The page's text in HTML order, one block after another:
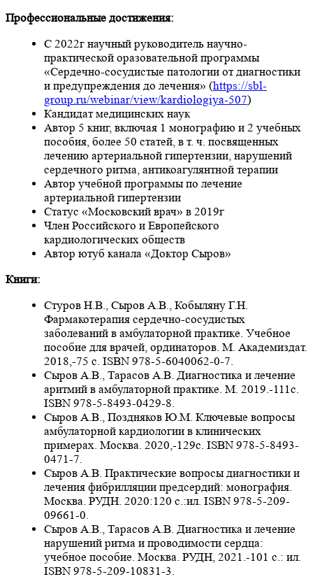
Профессиональные достижения:
С 2022г научный руководитель научно-
практической оразовательной программы
«Сердечно-сосудистые патологии от диагностики
и предупреждения до лечения» (https://sbl-
group.ru/webinar/view/kardiologiya-507)
Кандидат медицинских наук
Автор 5 книг, включая 1 монографию и 2 учебных
пособия, более 50 статей, в т. ч. посвященных
лечению артериальной гипертензии, нарушений
сердечного ритма, антикоагулянтной терапии
Автор учебной программы по лечение
артериальной гипертензии
Статус «Московский врач» в 2019г
Член Российского и Европейского
кардиологических обществ
Автор ютуб канала «Доктор Сыров»
Книги:
Стуров Н.В., Сыров А.В., Кобыляну Г.Н.
Фармакотерапия сердечно-сосудистых
заболеваний в амбулаторной практике. Учебное
пособие для врачей, ординаторов. М. Академиздат.
2018,-75 с. ISBN 978-5-6040062-0-7.
Сыров А.В., Тарасов А.В. Диагностика и лечение
аритмий в амбулаторной практике. М. 2019.-111с.
ISBN 978-5-8493-0429-8.
Сыров А.В., Поздняков Ю.М. Ключевые вопросы
амбулаторной кардиологии в клинических
примерах. Москва. 2020,-129с. ISBN 978-5-8493-
0471-7.
Сыров А.В. Практические вопросы диагностики и
лечения фибрилляции предсердий: монография.
Москва. РУДН. 2020:120 с.:ил. ISBN 978-5-209-
09661-0.
Сыров А.В., Тарасов А.В. Диагностика и лечение
нарушений ритма и проводимости сердца:
учебное пособие. Москва. РУДН, 2021.-101 с.: ил.
ISBN 978-5-209-10831-3.